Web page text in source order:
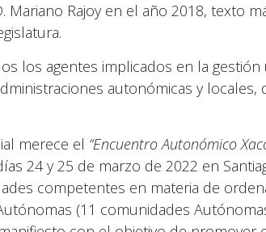
Mariano Rajoy en el año 2018, texto
los agentes implicados en la
autonómicas y
merece el “Encuentro Autonómico
24 y 25 de marzo de 2022 en
competentes en materia de
(11 comunidades